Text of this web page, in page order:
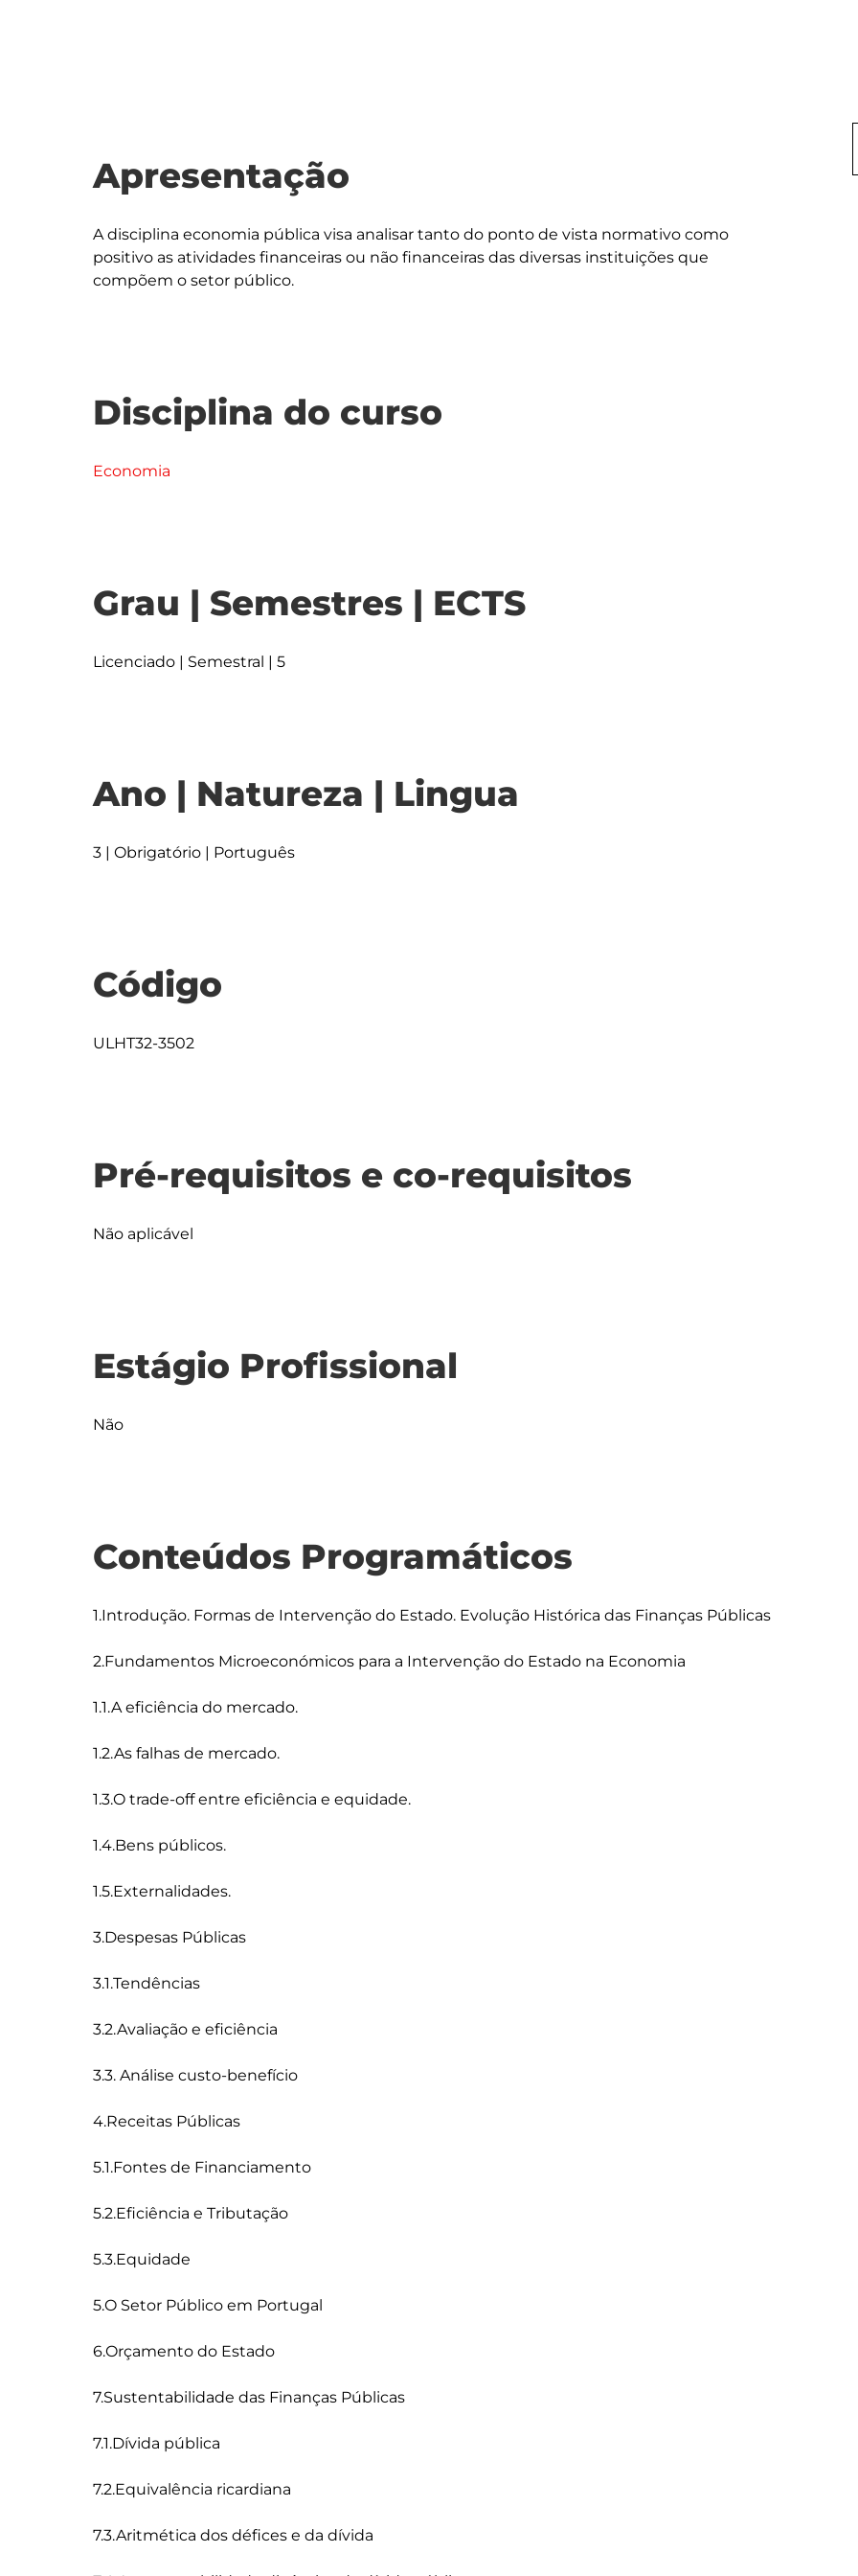
Apresentação
A disciplina economia pública visa analisar tanto do ponto de vista normativo como
positivo as atividades financeiras ou não financeiras das diversas instituições que
Disciplina do curso
Economia
Grau | Semestres | ECTS
Licenciado | Semestral | 5
Ano | Natureza | Lingua
3 | Obrigatório | Português
Código
ULHT32-3502
Pré-requisitos e co-requisitos
Não aplicável
Estágio Profissional
Não
Conteúdos Programáticos
1.Introdução. Formas de Intervenção do Estado. Evolução Histórica das Finanças Públicas
2.Fundamentos Microeconómicos para a Intervenção do Estado na Economia
1.1.A eficiência do mercado.
1.2.As falhas de mercado.
1.3.O trade-off entre eficiência e equidade.
1.4.Bens públicos.
1.5.Externalidades.
3.Despesas Públicas
3.1.Tendências
3.2.Avaliação e eficiência
3.3. Análise custo-benefício
4.Receitas Públicas
5.1.Fontes de Financiamento
5.2.Eficiência e Tributação
5.3.Equidade
5.O Setor Público em Portugal
6.Orçamento do Estado
7.Sustentabilidade das Finanças Públicas
7.1.Dívida pública
7.2.Equivalência ricardiana
7.3.Aritmética dos défices e da dívida